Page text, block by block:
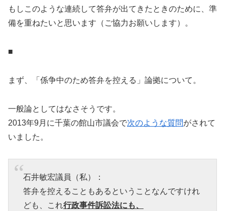
もしこのような連続して答弁が出てきたときのために、準
備を重ねたいと思います（ご協力お願いします）。
■
まず、「係争中のため答弁を控える」論拠について。
一般論としてはなさそうです。
2013年9月に千葉の館山市議会で次のような質問がされて
いました。
石井敏宏議員（私）：
答弁を控えることもあるということなんですけれ
ども、これ行政事件訴訟法にも、